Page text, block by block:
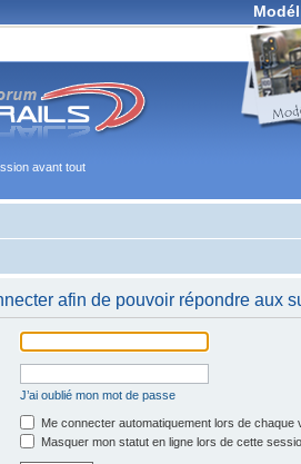
avant tout
afin de pouvoir répondre aux
J’ai oublié mon mot de passe
Me connecter automatiquement lors de chaque
Masquer mon statut en ligne lors de cette